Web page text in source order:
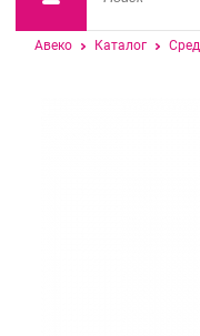
Авеко Каталог